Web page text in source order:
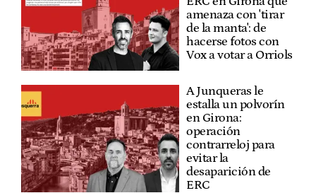
amenaza con 'tirar
de la manta': de
hacerse fotos con
Vox a votar a Orriols
A Junqueras le
estalla un polvorín
en Girona:
operación
contrarreloj para
evitar la
desaparición de
ERC